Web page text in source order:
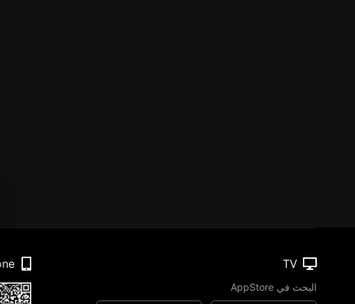
TV
البحث في AppStore